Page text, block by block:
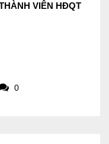
VIÊN HĐQT
0